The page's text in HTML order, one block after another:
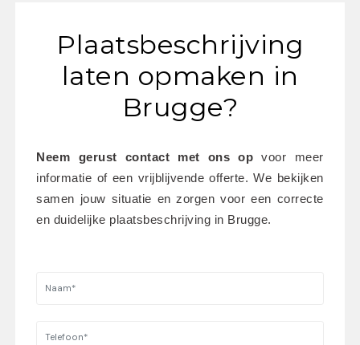
Plaatsbeschrijving
laten opmaken in
Brugge?
Neem gerust contact met ons op voor meer
informatie of een vrijblijvende offerte. We bekijken
samen jouw situatie en zorgen voor een correcte
en duidelijke plaatsbeschrijving in Brugge.